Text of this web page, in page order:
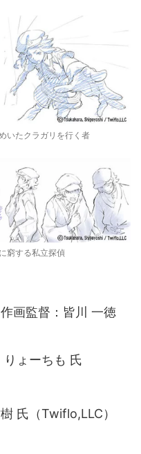
いたクラガリを行く者
窮する私立探偵
画監督：皆川 一徳
ょーちも 氏
氏（Twiflo,LLC）